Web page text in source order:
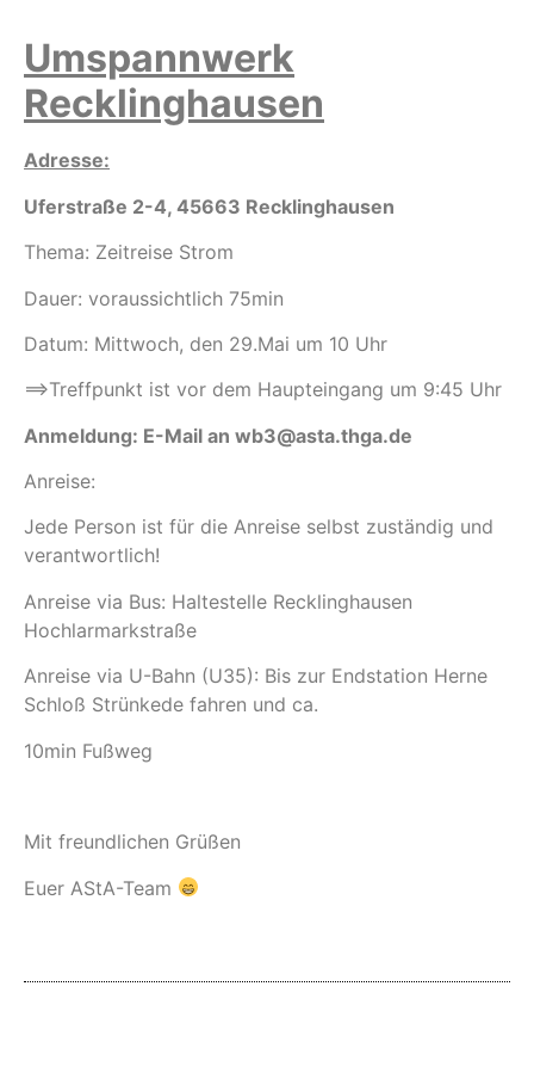
Umspannwerk
Recklinghausen
Adresse:
Uferstraße 2-4, 45663 Recklinghausen
Thema: Zeitreise Strom
Dauer: voraussichtlich 75min
Datum: Mittwoch, den 29.Mai um 10 Uhr
==>Treffpunkt ist vor dem Haupteingang um 9:45 Uhr
Anmeldung: E-Mail an wb3@asta.thga.de
Anreise:
Jede Person ist für die Anreise selbst zuständig und
verantwortlich!
Anreise via Bus: Haltestelle Recklinghausen
Hochlarmarkstraße
Anreise via U-Bahn (U35): Bis zur Endstation Herne
Schloß Strünkede fahren und ca.
10min Fußweg
Mit freundlichen Grüßen
Euer AStA-Team